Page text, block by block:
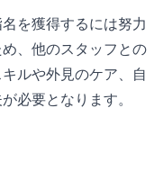
を獲得するには努力
、他のスタッフとの
ルや外見のケア、自
必要となります。